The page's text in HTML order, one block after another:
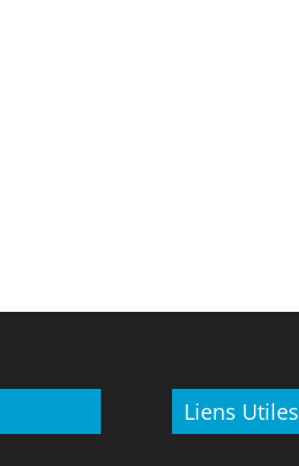
Liens Utiles